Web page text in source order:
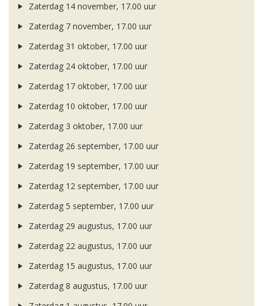
Zaterdag 14 november, 17.00 uur
Zaterdag 7 november, 17.00 uur
Zaterdag 31 oktober, 17.00 uur
Zaterdag 24 oktober, 17.00 uur
Zaterdag 17 oktober, 17.00 uur
Zaterdag 10 oktober, 17.00 uur
Zaterdag 3 oktober, 17.00 uur
Zaterdag 26 september, 17.00 uur
Zaterdag 19 september, 17.00 uur
Zaterdag 12 september, 17.00 uur
Zaterdag 5 september, 17.00 uur
Zaterdag 29 augustus, 17.00 uur
Zaterdag 22 augustus, 17.00 uur
Zaterdag 15 augustus, 17.00 uur
Zaterdag 8 augustus, 17.00 uur